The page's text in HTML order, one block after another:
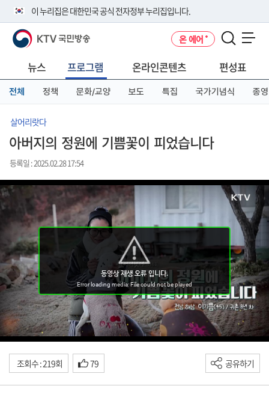
이 누리집은 대한민국 공식 전자정부 누리집입니다.
공식 누리집 주소 확인하기
니다.
이밖에 or.kr 또는 .kr등 다른 도메인 주소를 사용하고 있다면 아래 URL에
서 도메인 주소를 확인해 보세요
KTV 국민방송 온 에어
뉴스 프로그램 온라인콘텐츠 편성표
전체 정책 문화/교양 보도 특집 국가기념식 종영
살어리랏다
아버지의 정원에 기쁨꽃이 피었습니다
등록일 : 2025.02.28 17:54
조회수 : 219회 79 공유하기